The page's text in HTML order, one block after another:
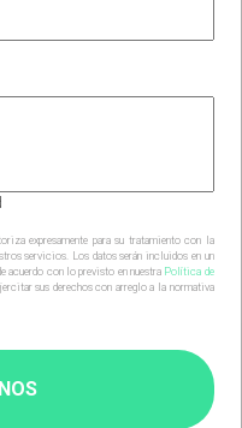
expresamente para su tratamiento con la
servicios. Los datos serán incluidos en un
acuerdo con lo previsto en nuestra Política de
sus derechos con arreglo a la normativa